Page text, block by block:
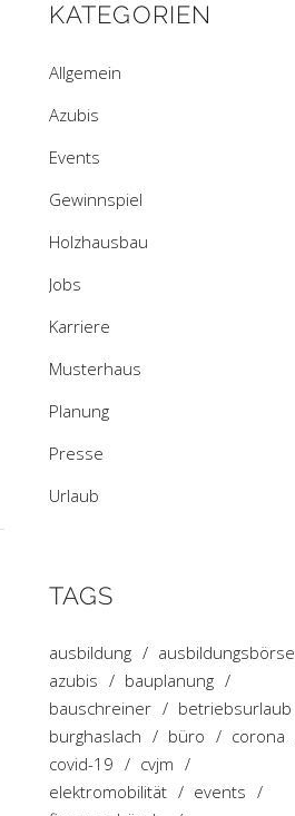
KATEGORIEN
Allgemein
Azubis
Events
Gewinnspiel
Holzhausbau
Jobs
Karriere
Musterhaus
Planung
Presse
Urlaub
TAGS
ausbildung
ausbildungsbörse
azubis
bauplanung
bauschreiner
betriebsurlaub
burghaslach
büro
corona
covid-19
cvjm
elektromobilität
events